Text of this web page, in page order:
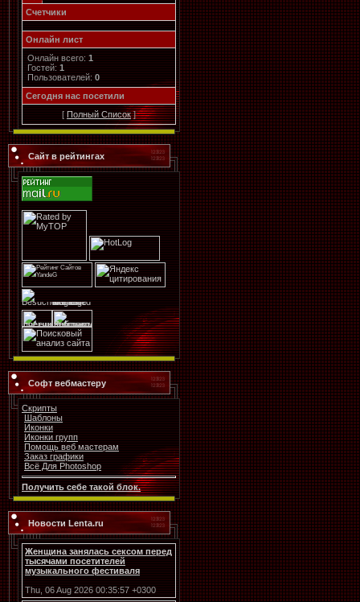
Счетчики
Онлайн лист
Онлайн всего: 1
Гостей: 1
Пользователей: 0
Cегодня нас посетили
[ Полный Список]
Сайт в рейтингах
Софт вебмастеру
Скрипты
Шаблоны
Иконки
Иконки групп
Помощь веб мастерам
Заказ графики
Всё Для Photoshop
Получить себе такой блок.
Новости Lenta.ru
Женщина занялась сексом перед
тысячами посетителей
музыкального фестиваля
Thu, 06 Aug 2026 00:35:57 +0300